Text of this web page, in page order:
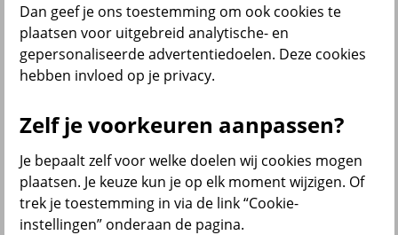
Sparen
Pensioen en lijfrente
Dan geef je ons toestemming om ook cookies te
plaatsen voor uitgebreid analytische- en
gepersonaliseerde advertentiedoelen. Deze cookies
hebben invloed op je privacy.
Zelf je voorkeuren aanpassen?
Je bepaalt zelf voor welke doelen wij cookies mogen
plaatsen. Je keuze kun je op elk moment wijzigen. Of
trek je toestemming in via de link “Cookie-
instellingen” onderaan de pagina.